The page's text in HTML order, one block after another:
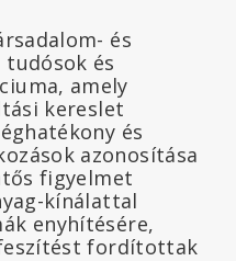
és
és
amely
kereslet
és
azonosítása
figyelmet
kínálattal
enyhítésére,
fordítottak